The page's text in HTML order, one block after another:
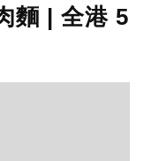
麵 | 全港 5